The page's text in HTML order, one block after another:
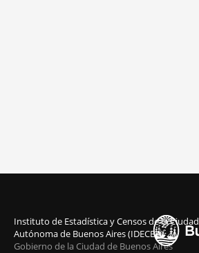
Instituto de Estadística y Censos de la Ciudad
Autónoma de Buenos Aires (IDECBA)
Gobierno de la Ciudad de Buenos Aires